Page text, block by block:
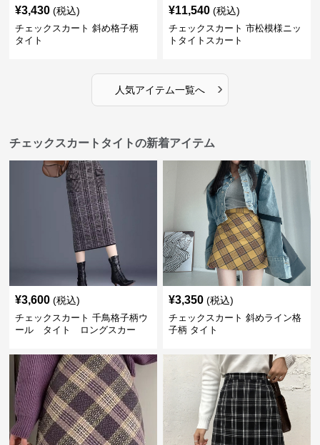
¥3,430 (税込)
チェックスカート 斜め格子柄
タイト
¥11,540 (税込)
チェックスカート 市松模様ニッ
トタイトスカート
人気アイテム一覧へ ›
チェックスカートタイトの新着アイテム
¥3,600 (税込)
チェックスカート 千鳥格子柄ウ
ール タイト ロングスカー
¥3,350 (税込)
チェックスカート 斜めライン格
子柄 タイト